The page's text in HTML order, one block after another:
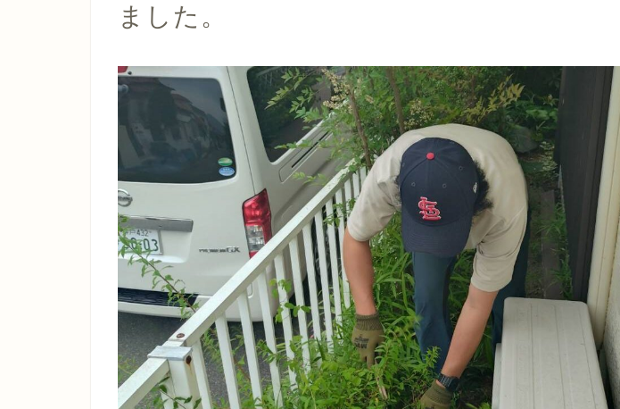
ました。